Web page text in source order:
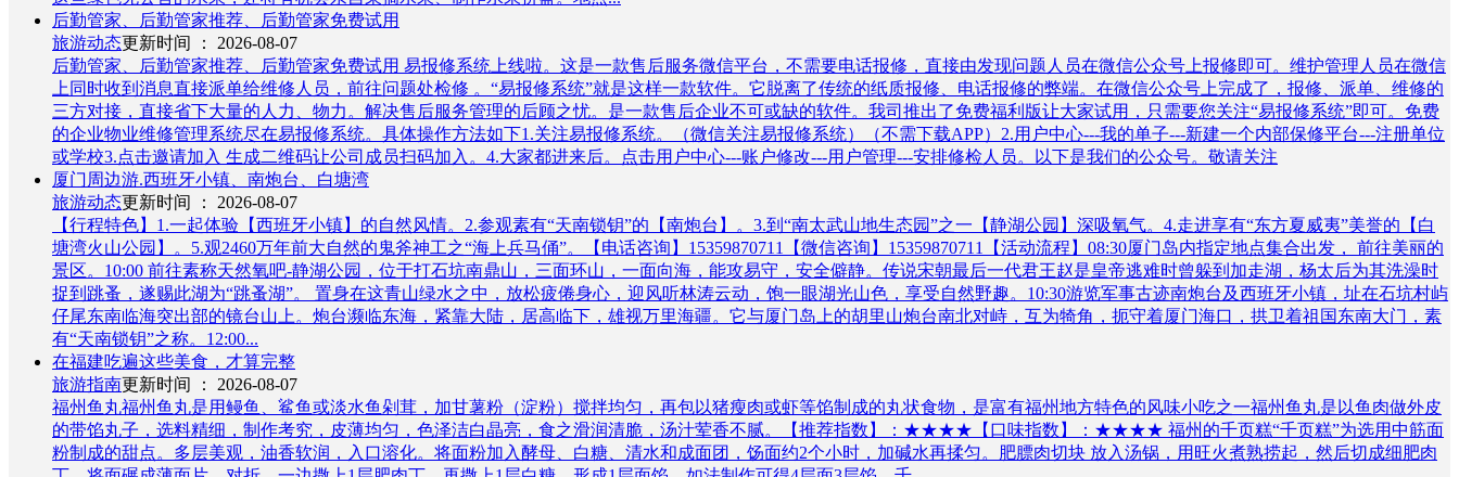
后勤管家、后勤管家推荐、后勤管家免费试用
旅游动态更新时间 ： 2026-08-07
后勤管家、后勤管家推荐、后勤管家免费试用 易报修系统上线啦。这是一款售后服务微信平台，不需要电话报修，直接由发现问题人员在微信公众号上报修即可。维护管理人员在微信
上同时收到消息直接派单给维修人员，前往问题处检修 。“易报修系统”就是这样一款软件。它脱离了传统的纸质报修、电话报修的弊端。在微信公众号上完成了，报修、派单、维修的
三方对接，直接省下大量的人力、物力。解决售后服务管理的后顾之忧。是一款售后企业不可或缺的软件。我司推出了免费福利版让大家试用，只需要您关注“易报修系统”即可。免费
的企业物业维修管理系统尽在易报修系统。具体操作方法如下1.关注易报修系统。（微信关注易报修系统）（不需下载APP）2.用户中心---我的单子---新建一个内部保修平台---注册单位
或学校3.点击邀请加入 生成二维码让公司成员扫码加入。4.大家都进来后。点击用户中心---账户修改---用户管理---安排修检人员。以下是我们的公众号。敬请关注
厦门周边游.西班牙小镇、南炮台、白塘湾
旅游动态更新时间 ： 2026-08-07
【行程特色】1.一起体验【西班牙小镇】的自然风情。2.参观素有“天南锁钥”的【南炮台】。3.到“南太武山地生态园”之一【静湖公园】深吸氧气。4.走进享有“东方夏威夷”美誉的【白
塘湾火山公园】。5.观2460万年前大自然的鬼斧神工之“海上兵马俑”。【电话咨询】15359870711【微信咨询】15359870711【活动流程】08:30厦门岛内指定地点集合出发， 前往美丽的
景区。10:00 前往素称天然氧吧-静湖公园，位于打石坑南鼎山，三面环山，一面向海，能攻易守，安全僻静。传说宋朝最后一代君王赵是皇帝逃难时曾躲到加走湖，杨太后为其洗澡时
捉到跳蚤，遂赐此湖为“跳蚤湖”。 置身在这青山绿水之中，放松疲倦身心，迎风听林涛云动，饱一眼湖光山色，享受自然野趣。10:30游览军事古迹南炮台及西班牙小镇，址在石坑村屿
仔尾东南临海突出部的镜台山上。炮台濒临东海，紧靠大陆，居高临下，雄视万里海疆。它与厦门岛上的胡里山炮台南北对峙，互为犄角，扼守着厦门海口，拱卫着祖国东南大门，素
有“天南锁钥”之称。12:00...
在福建吃遍这些美食，才算完整
旅游指南更新时间 ： 2026-08-07
福州鱼丸福州鱼丸是用鳗鱼、鲨鱼或淡水鱼剁茸，加甘薯粉（淀粉）搅拌均匀，再包以猪瘦肉或虾等馅制成的丸状食物，是富有福州地方特色的风味小吃之一福州鱼丸是以鱼肉做外皮
的带馅丸子，选料精细，制作考究，皮薄均匀，色泽洁白晶亮，食之滑润清脆，汤汁荤香不腻。【推荐指数】：★★★★【口味指数】：★★★★ 福州的千页糕“千页糕”为选用中筋面
粉制成的甜点。多层美观，油香软润，入口溶化。将面粉加入酵母、白糖、清水和成面团，饧面约2个小时，加碱水再揉匀。肥膘肉切块 放入汤锅，用旺火煮熟捞起，然后切成细肥肉